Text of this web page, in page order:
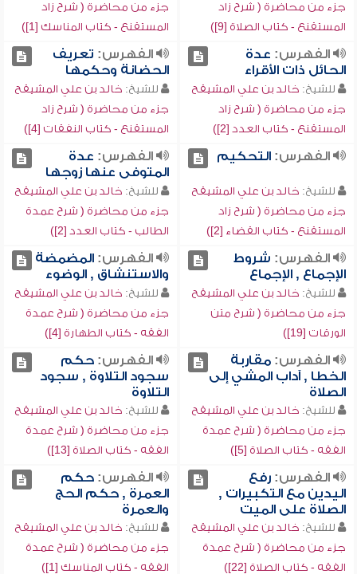
جزء من محاضرة ( شرح زاد
المستقنع - كتاب الصلاة [9])
جزء من محاضرة ( شرح زاد
المستقنع - كتاب المناسك [1])
الفهرس: عدة
الحائل ذات الأقراء
للشيخ: خالد بن علي المشيقح
جزء من محاضرة ( شرح زاد
المستقنع - كتاب العدد [2])
الفهرس: تعريف
الحضانة وحكمها
للشيخ: خالد بن علي المشيقح
جزء من محاضرة ( شرح زاد
المستقنع - كتاب النفقات [4])
الفهرس:التحكيم
للشيخ: خالد بن علي المشيقح
جزء من محاضرة ( شرح زاد
المستقنع - كتاب القضاء [2])
الفهرس: عدة
المتوفى عنها زوجها
للشيخ: خالد بن علي المشيقح
جزء من محاضرة ( شرح عمدة
الطالب - كتاب العدد [2])
الفهرس: شروط
الإجماع , الإجماع
للشيخ: خالد بن علي المشيقح
جزء من محاضرة ( شرح متن
الورقات [19])
الفهرس:المضمضة
والاستنشاق , الوضوء
للشيخ: خالد بن علي المشيقح
جزء من محاضرة ( شرح عمدة
الفقه - كتاب الطهارة [4])
الفهرس:مقاربة
الخطا , آداب المشي إلى
الصلاة
للشيخ: خالد بن علي المشيقح
جزء من محاضرة ( شرح عمدة
الفقه - كتاب الصلاة [5])
الفهرس:حكم
سجود التلاوة , سجود
التلاوة
للشيخ: خالد بن علي المشيقح
جزء من محاضرة ( شرح عمدة
الفقه - كتاب الصلاة [13])
الفهرس:رفع
اليدين مع التكبيرات ,
الصلاة على الميت
للشيخ: خالد بن علي المشيقح
جزء من محاضرة ( شرح عمدة
الفقه - كتاب الصلاة [22])
الفهرس:حكم
العمرة , حكم الحج
والعمرة
للشيخ: خالد بن علي المشيقح
جزء من محاضرة ( شرح عمدة
الفقه - كتاب المناسك [1])